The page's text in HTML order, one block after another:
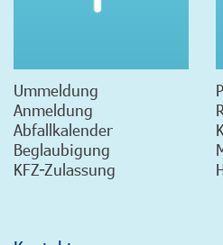
Ummeldung
Anmeldung
Abfallkalender
Beglaubigung
KFZ-Zulassung